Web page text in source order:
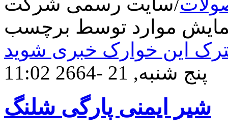
این خوارک خبری شوید
پنج شنبه, 21 -2664 11:02
شیر ایمنی پارگی شلنگ